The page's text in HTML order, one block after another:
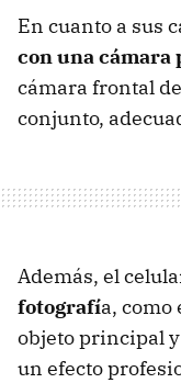
En cuanto a sus
con una cámara
cámara frontal
conjunto,
Además, el
fotografía, como
objeto principal
un efecto